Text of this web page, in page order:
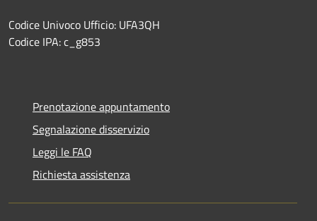
Codice Univoco Ufficio: UFA3QH
Codice IPA: c_g853
Prenotazione appuntamento
Segnalazione disservizio
Leggi le FAQ
Richiesta assistenza